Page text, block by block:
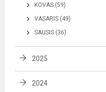
KOVAS (59)
VASARIS (49)
SAUSIS (36)
2025
2024